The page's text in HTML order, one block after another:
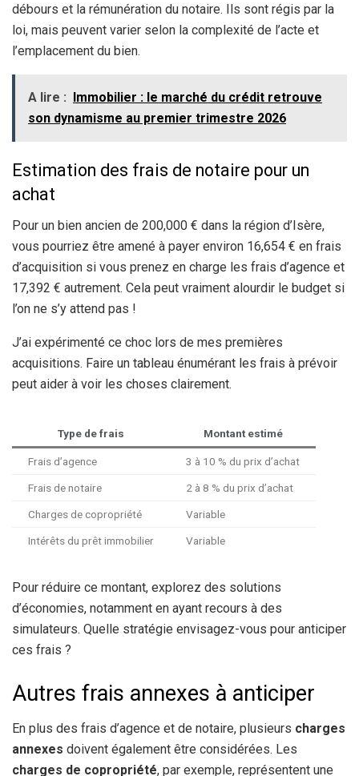
débours et la rémunération du notaire. Ils sont régis par la
loi, mais peuvent varier selon la complexité de l’acte et
l’emplacement du bien.
A lire : Immobilier : le marché du crédit retrouve
son dynamisme au premier trimestre 2026
Estimation des frais de notaire pour un
achat
Pour un bien ancien de 200,000 € dans la région d’Isère,
vous pourriez être amené à payer environ 16,654 € en frais
d’acquisition si vous prenez en charge les frais d’agence et
17,392 € autrement. Cela peut vraiment alourdir le budget si
l’on ne s’y attend pas !
J’ai expérimenté ce choc lors de mes premières
acquisitions. Faire un tableau énumérant les frais à prévoir
peut aider à voir les choses clairement.
Type de frais Montant estimé
Frais d’agence 3 à 10 % du prix d’achat
Frais de notaire 2 à 8 % du prix d’achat
Charges de copropriété Variable
Intérêts du prêt immobilier Variable
Pour réduire ce montant, explorez des solutions
d’économies, notamment en ayant recours à des
simulateurs. Quelle stratégie envisagez-vous pour anticiper
ces frais ?
Autres frais annexes à anticiper
En plus des frais d’agence et de notaire, plusieurs charges
annexes doivent également être considérées. Les
charges de copropriété, par exemple, représentent une